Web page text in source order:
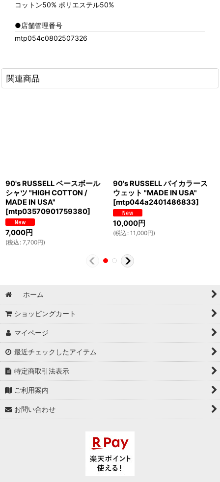
コットン50% ポリエステル50%
●店舗管理番号
mtp054c0802507326
関連商品
90's RUSSELL ベースボール
シャツ "HIGH COTTON /
MADE IN USA"
[mtp03570901759380]
7,000円
(税込 : 7,700円)
90's RUSSELL バイカラース
ウェット "MADE IN USA"
[mtp044a2401486833]
10,000円
(税込 : 11,000円)
ホーム
ショッピングカート
マイページ
最近チェックしたアイテム
特定商取引法表示
ご利用案内
お問い合わせ